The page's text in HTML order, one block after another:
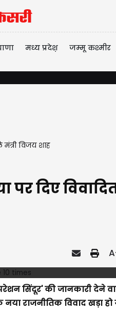
मध्य प्रदेश़ जम्मू कश्मीर
मंत्री विजय शाह
दिए
सिंदूर' की जानकारी देने
राजनीतिक विवाद खड़ा हो